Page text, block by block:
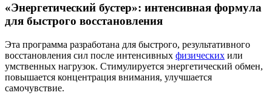
«Энергетический бустер»: интенсивная формула
для быстрого восстановления
Эта программа разработана для быстрого, результативного
восстановления сил после интенсивных физических или
умственных нагрузок. Стимулируется энергетический обмен,
повышается концентрация внимания, улучшается
самочувствие.